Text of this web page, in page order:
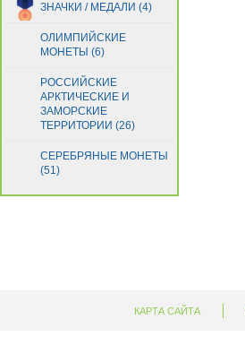
Гернси(1)
Гибралтар (5)
Гондурас(29)
Греция(18)
Грузия(5)
Дания (1)
Джерси(1)
Джибути(5)
ЗНАЧКИ / МЕДАЛИ (4)
ОЛИМПИЙСКИЕ
МОНЕТЫ (6)
РОССИЙСКИЕ
АРКТИЧЕСКИЕ И
ЗАМОРСКИЕ
ТЕРРИТОРИИ (26)
СЕРЕБРЯНЫЕ МОНЕТЫ
(51)
КАРТА САЙТА